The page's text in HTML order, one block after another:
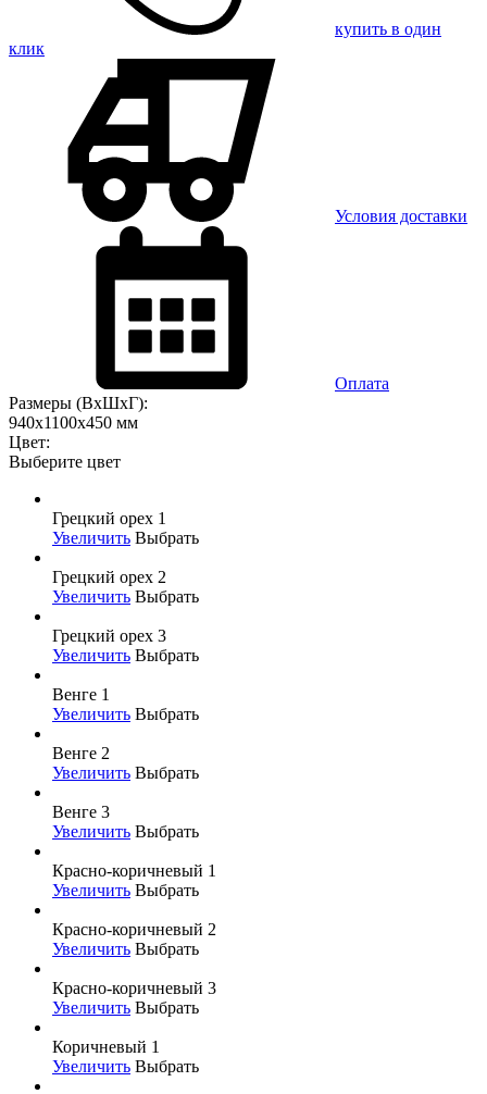
купить в один
клик
Условия доставки
Оплата
Размеры (ВхШхГ):
940x1100x450 мм
Цвет:
Выберите цвет
Грецкий орех 1
Увеличить Выбрать
Грецкий орех 2
Увеличить Выбрать
Грецкий орех 3
Увеличить Выбрать
Венге 1
Увеличить Выбрать
Венге 2
Увеличить Выбрать
Венге 3
Увеличить Выбрать
Красно-коричневый 1
Увеличить Выбрать
Красно-коричневый 2
Увеличить Выбрать
Красно-коричневый 3
Увеличить Выбрать
Коричневый 1
Увеличить Выбрать